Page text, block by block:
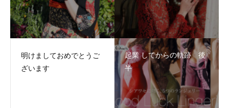
明けましておめでとうご
ざいます
起業 してからの軌跡 後
半